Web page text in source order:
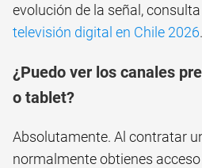
evolución de la señal,
televisión digital en Chile 2026.
¿Puedo ver los canales
o tablet?
Absolutamente. Al contratar
normalmente obtienes